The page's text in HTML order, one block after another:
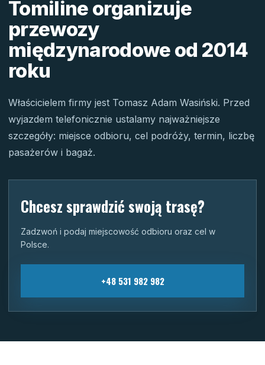
Tomiline organizuje
przewozy
międzynarodowe od 2014
roku
Właścicielem firmy jest Tomasz Adam Wasiński. Przed
wyjazdem telefonicznie ustalamy najważniejsze
szczegóły: miejsce odbioru, cel podróży, termin, liczbę
pasażerów i bagaż.
Chcesz sprawdzić swoją trasę?
Zadzwoń i podaj miejscowość odbioru oraz cel w
Polsce.
+48 531 982 982